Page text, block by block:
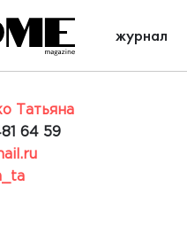
журнал
Татьяна
64 59